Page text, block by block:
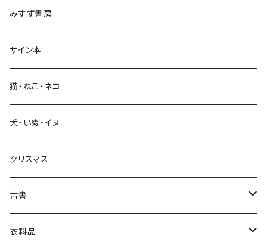
生活・暮らし
芸術・絵画・写真
絵本・児童書
娯楽・エンターテインメント
みすず書房
サイン本
猫・ねこ・ネコ
犬・いぬ・イヌ
クリスマス
古書
古書セット
衣料品